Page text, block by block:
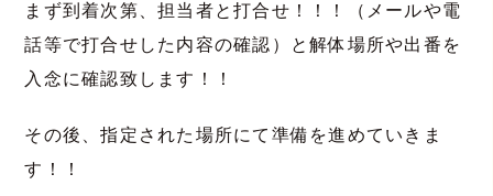
まず到着次第、担当者と打合せ！！！（メールや電
話等で打合せした内容の確認）と解体場所や出番を
入念に確認致します！！
その後、指定された場所にて準備を進めていきま
す！！